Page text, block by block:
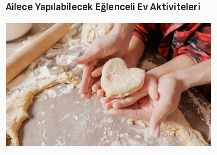
Ailece Yapılabilecek Eğlenceli Ev Aktiviteleri